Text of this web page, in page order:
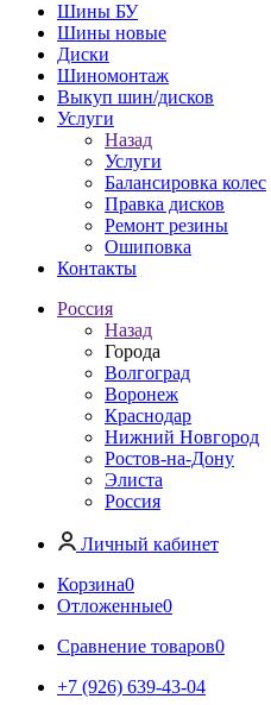
Шины БУ
Шины новые
Диски
Шиномонтаж
Выкуп шин/дисков
Услуги
Назад
Услуги
Балансировка колес
Правка дисков
Ремонт резины
Ошиповка
Контакты
Россия
Назад
Города
Волгоград
Воронеж
Краснодар
Нижний Новгород
Ростов-на-Дону
Элиста
Россия
Личный кабинет
Корзина0
Отложенные0
Сравнение товаров0
+7 (926) 639-43-04